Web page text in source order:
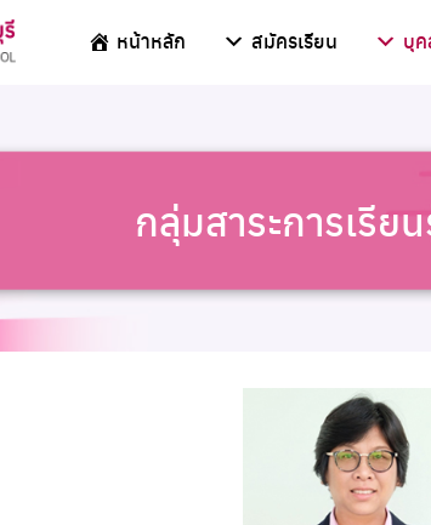
หน้าหลัก สมัครเรียน บุค
กลุ่มสาระการเรีย